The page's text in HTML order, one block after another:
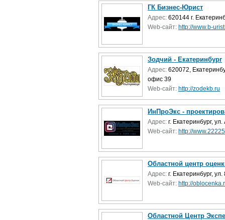
ГК Бизнес-Юрист
Адрес: 620144 г.
Web-сайт: http://www.b-
Зодчий - Екатеринбург
Адрес: 620072,
офис 39
Web-сайт: http://zodekb.ru
ИнПроЭкс -
Адрес: г. Екатеринбург,
Web-сайт: http://
Областной центр
Адрес: г. Екатеринбург,
Web-сайт: http://
Областной Центр